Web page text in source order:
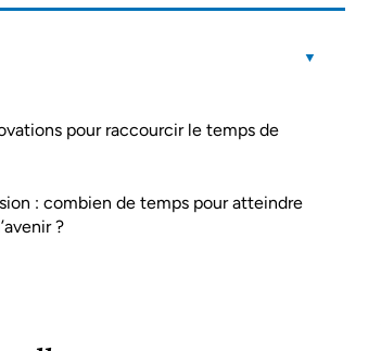
pour raccourcir le temps de
: combien de temps pour atteindre
?